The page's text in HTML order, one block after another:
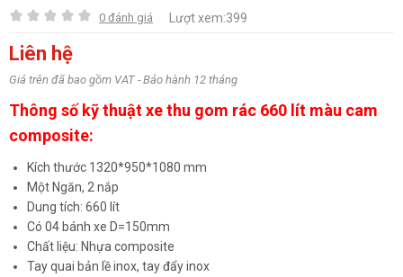
0 đánh giá Lượt xem:399
Liên hệ
Giá trên đã bao gồm VAT - Bảo hành 12 tháng
Thông số kỹ thuật xe thu gom rác 660 lít màu cam
composite:
Kích thước 1320*950*1080 mm
Một Ngăn, 2 nắp
Dung tích: 660 lít
Có 04 bánh xe D=150mm
Chất liệu: Nhựa composite
Tay quai bản lề inox, tay đẩy inox